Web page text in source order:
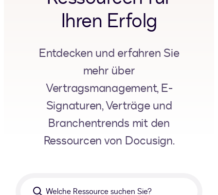
Ihren Erfolg
Entdecken und erfahren Sie
mehr über
Vertragsmanagement, E-
Signaturen, Verträge und
Branchentrends mit den
Ressourcen von Docusign.
Ressource